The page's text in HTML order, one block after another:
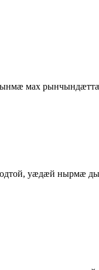
мах
уӕдӕй нырмӕ